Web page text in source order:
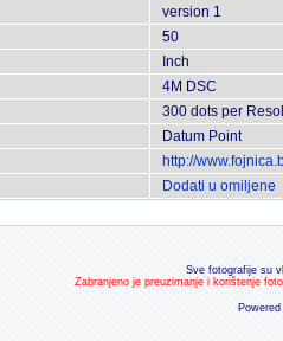
version 1
50
Inch
4M DSC
300 dots per
Datum Point
http://
Dodati u omiljene
Sve fotografije su
Zabranjeno je preuzimanje i korištenje